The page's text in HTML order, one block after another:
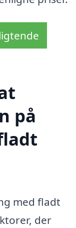
på
med fladt
der